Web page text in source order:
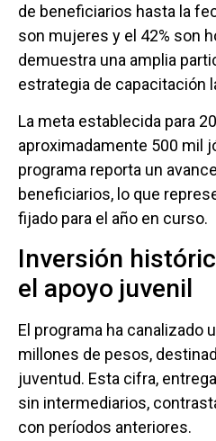
de beneficiarios hasta la
son mujeres y el 42% son
demuestra una amplia
estrategia de capacitación
La meta establecida para
aproximadamente 500 mil
programa reporta un
beneficiarios, lo que
fijado para el año en curso.
Inversión
el apoyo juvenil
El programa ha canalizado
millones de pesos,
juventud. Esta cifra,
sin intermediarios,
con períodos anteriores.